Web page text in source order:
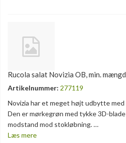
Rucola salat Novizia OB, min.
Artikelnummer: 277119
Novizia har et meget højt udbytte
Den er mørkegrøn med tykke 3D-
modstand mod stokløbning. …
Læs mere